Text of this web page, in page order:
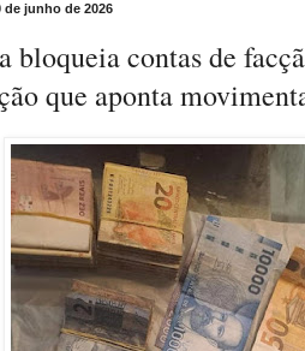
de junho de 2026
bloqueia contas de
que aponta